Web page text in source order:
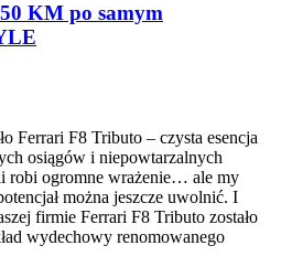
KM po samym
Ferrari F8 Tributo – czysta esencja
osiągów i niepowtarzalnych
robi ogromne wrażenie… ale my
można jeszcze uwolnić. I
firmie Ferrari F8 Tributo zostało
wydechowy renomowanego